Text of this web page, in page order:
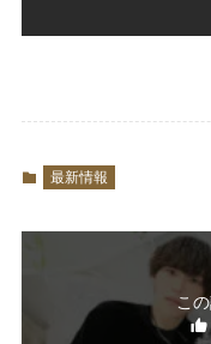
最新情報
こ